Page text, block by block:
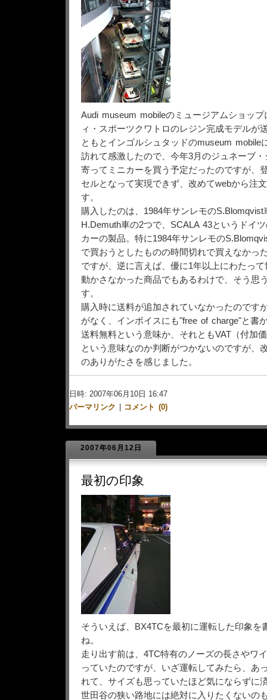
Audi museum mobileのミュージアムショップ
ィ・スポーツクワトロのレジン完成モデルが
ともとインゴルシュタッドのmuseum mobile
訪れて感激したので、今年3月のジュネーブ
寄ってミニカーを買う予定だったのですが、
セルとなって実現できず、改めてwebから注
す。
購入したのは、1984年サンレモのS.Blomqvist
H.Demuth車の2つで、SCALA 43というドイ
カーの製品。特に1984年サンレモの
で買おうとしたものの時間切れで買えなかっ
ですが、逆に言えば、優に1年以上にわたっ
動かさなかった商品でもあるわけで、そう思
す。
購入時に送料が追加されていなかったのです
がなく、インボイスにも"free of charge"と書
送料無料という意味か、それともVAT（付加
という意味なのか判断がつかないのですが、
のありがたさを感じました。
日時: 2007年06月10日 16:47
パーマリンク
コメント (0)
2007年06月12日
最初の印象
そういえば、BX4TCを最初に運転した印象を
ね。
走り出す前は、4TC特有のノーズの長さやワ
っていたのですが、いざ運転してみたら、あ
れて、サイズも思っていたほど気にならずに
世田谷の狭い路地には絶対に入りたくない